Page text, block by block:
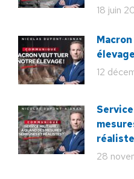
18 juin
12
28